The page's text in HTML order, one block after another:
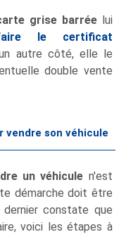
grise barréelui
le certificat
autre côté, elle le
double vente
vendre son véhicule
un véhicule n'est
démarche doit être
constate que
voici les étapes à